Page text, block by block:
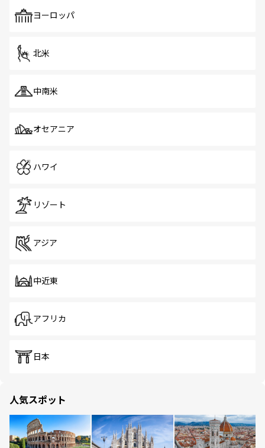
で、ホーカーズは地元の風情を楽しめる外せないスポット
ヨーロッパ
北米
中南米
オセアニア
ハワイ
リゾート
アジア
中近東
アフリカ
日本
人気スポット